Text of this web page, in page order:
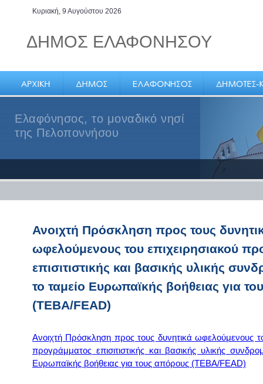
Κυριακή, 9 Αυγούστου 2026
ΔΗΜΟΣ ΕΛΑΦΟΝΗΣΟΥ
Ελαφόνησος, το μοναδικό νησί
της Πελοποννήσου
Ανοιχτή Πρόσκληση προς τους
ωφελούμενους του επιχειρησιακού
επισιτιστικής και βασικής υλικής
το ταμείο Ευρωπαϊκής βοήθειας για
(ΤΕΒΑ/FEAD)
Ανοιχτή Πρόσκληση προς τους δυνητικά ωφελούμενους
προγράμματος επισιτιστικής και βασικής υλικής
Ευρωπαϊκής βοήθειας για τους απόρους (ΤΕΒΑ/FEAD)